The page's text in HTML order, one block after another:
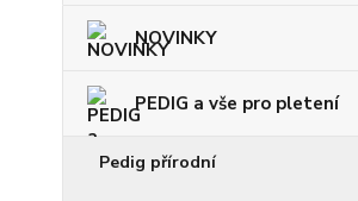
NOVINKY
PEDIG a vše pro pletení
Pedig přírodní